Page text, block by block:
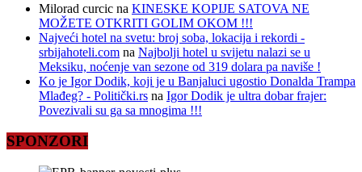
Milorad curcic na KINESKE KOPIJE SATOVA NE
MOŽETE OTKRITI GOLIM OKOM !!!
Najveći hotel na svetu: broj soba, lokacija i rekordi -
srbijahoteli.com na Najbolji hotel u svijetu nalazi se u
Meksiku, noćenje van sezone od 319 dolara pa naviše !
Ko je Igor Dodik, koji je u Banjaluci ugostio Donalda Trampa
Mlađeg? - Politički.rs na Igor Dodik je ultra dobar frajer:
Povezivali su ga sa mnogima !!!
SPONZORI